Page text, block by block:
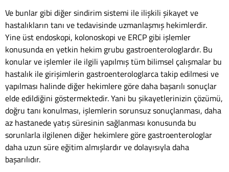
Ve bunlar gibi diğer sindirim sistemi ile ilişkili şikayet ve
hastalıkların tanı ve tedavisinde uzmanlaşmış hekimlerdir.
Yine üst endoskopi, kolonoskopi ve ERCP gibi işlemler
konusunda en yetkin hekim grubu gastroenterologlardır. Bu
konular ve işlemler ile ilgili yapılmış tüm bilimsel çalışmalar bu
hastalık ile girişimlerin gastroenterologlarca takip edilmesi ve
yapılması halinde diğer hekimlere göre daha başarılı sonuçlar
elde edildiğini göstermektedir. Yani bu şikayetlerinizin çözümü,
doğru tanı konulması, işlemlerin sorunsuz sonuçlanması, daha
az hastanede yatış süresinin sağlanması konusunda bu
sorunlarla ilgilenen diğer hekimlere göre gastroenterologlar
daha uzun süre eğitim almışlardır ve dolayısıyla daha
başarılıdır.